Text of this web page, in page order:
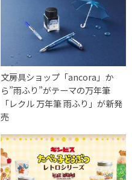
文房具ショップ「ancora」か
ら”雨ふり”がテーマの万年筆
「レクル 万年筆 雨ふり」が新発
売